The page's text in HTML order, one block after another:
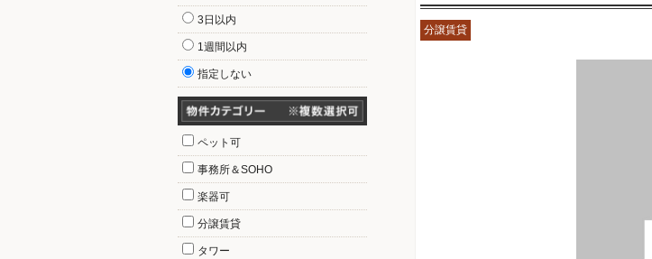
分譲賃貸
3日以内
1週間以内
指定しない
ペット可
事務所＆SOHO
楽器可
分譲賃貸
タワー